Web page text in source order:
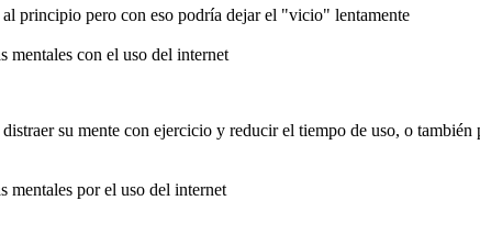
principio pero con eso podría dejar el "vicio" lentamente
mentales con el uso del internet
su mente con ejercicio y reducir el tiempo de uso, o
mentales por el uso del internet